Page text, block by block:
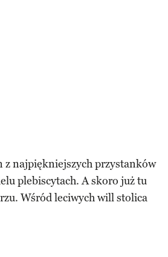
z najpiękniejszych przystanków
plebiscytach. A skoro już tu
Wśród leciwych will stolica